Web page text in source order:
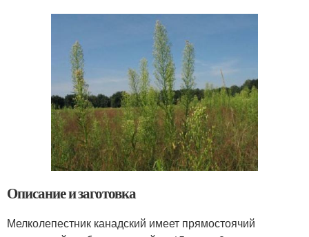
Описание и заготовка
Мелколепестник канадский имеет прямостоячий